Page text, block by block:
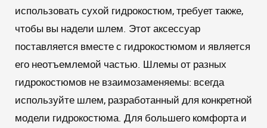
использовать сухой гидрокостюм, требует также,
чтобы вы надели шлем. Этот аксессуар
поставляется вместе с гидрокостюмом и является
его неотъемлемой частью. Шлемы от разных
гидрокостюмов не взаимозаменяемы: всегда
используйте шлем, разработанный для конкретной
модели гидрокостюма. Для большего комфорта и